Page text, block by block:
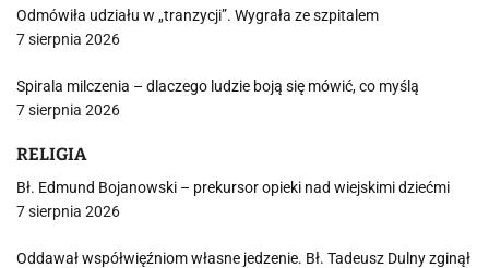
Odmówiła udziału w „tranzycji”. Wygrała ze szpitalem
7 sierpnia 2026
Spirala milczenia – dlaczego ludzie boją się mówić, co myślą
7 sierpnia 2026
RELIGIA
Bł. Edmund Bojanowski – prekursor opieki nad wiejskimi dziećmi
7 sierpnia 2026
Oddawał współwięźniom własne jedzenie. Bł. Tadeusz Dulny zginął